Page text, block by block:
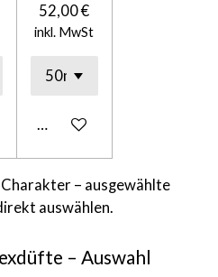
52,00 €
inkl. MwSt
In den Warenkorb
– ausgewählte
auswählen.
– Auswahl